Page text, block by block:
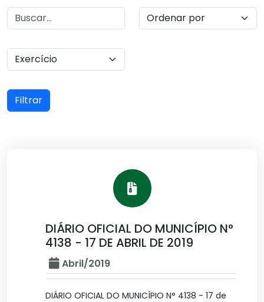
Filtrar
DIÁRIO OFICIAL DO MUNICÍPIO N°
4138 - 17 DE ABRIL DE 2019
Abril/2019
DIÁRIO OFICIAL DO MUNICÍPIO N° 4138 - 17 de